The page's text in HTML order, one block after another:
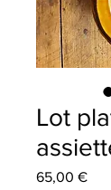
Lot
65,00 €Preis